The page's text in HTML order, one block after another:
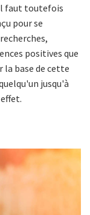
faut toutefois
pour se
positives que
la base de cette
jusqu'à